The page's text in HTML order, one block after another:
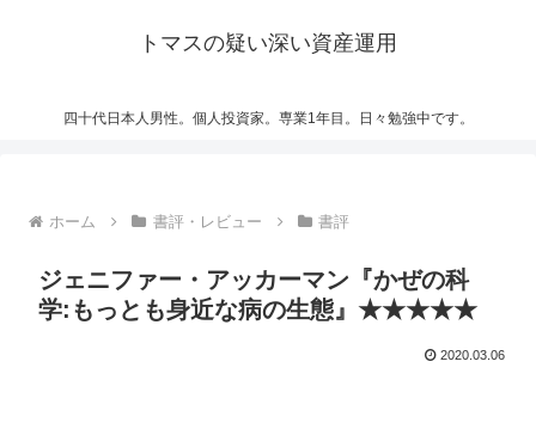
トマスの疑い深い資産運用
四十代日本人男性。個人投資家。専業1年目。日々勉強中です。
ホーム 書評・レビュー 書評
ジェニファー・アッカーマン『かぜの科
学:もっとも身近な病の生態』★★★★★
2020.03.06